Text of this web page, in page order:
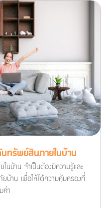
ทรัพย์สินภายในบ้าน
นบ้าน จำเป็นต้องมีความรู้และ
ยบ้าน เพื่อให้ได้ความคุ้มครองที่
ค่า